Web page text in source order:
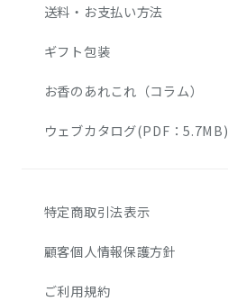
送料・お支払い方法
ギフト包装
お香のあれこれ（コラム）
ウェブカタログ(PDF：5.7MB)
特定商取引法表示
顧客個人情報保護方針
ご利用規約